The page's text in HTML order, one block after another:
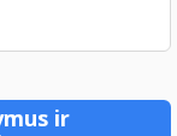
ir